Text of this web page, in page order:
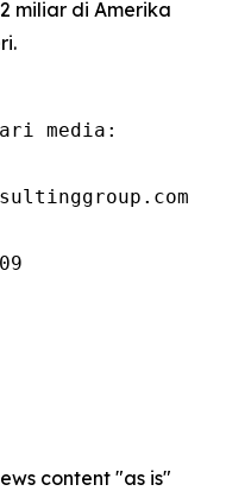
miliar di Amerika
media:
content "as is"